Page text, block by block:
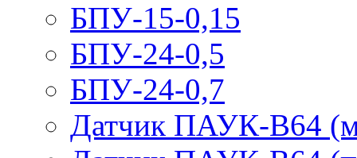
БПУ-15-0,15
БПУ-24-0,5
БПУ-24-0,7
Датчик ПАУК-В64